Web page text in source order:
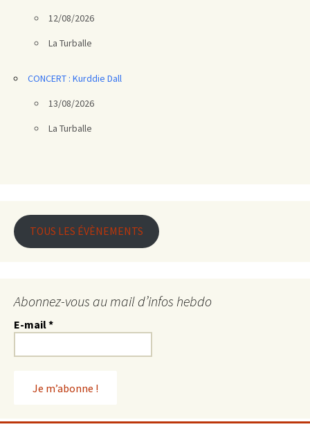
12/08/2026
La Turballe
CONCERT : Kurddie Dall
13/08/2026
La Turballe
TOUS LES ÉVÈNEMENTS
Abonnez-vous au mail d’infos hebdo
E-mail*